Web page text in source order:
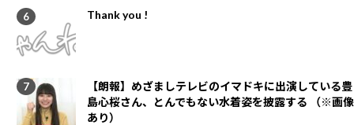
Thank you !
【朗報】めざましテレビのイマドキに出演している豊
島心桜さん、とんでもない水着姿を披露する （※画像
あり）